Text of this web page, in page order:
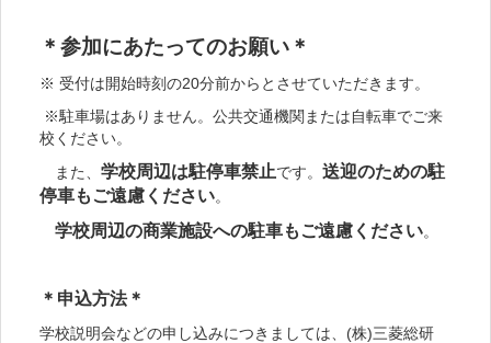
＊参加にあたってのお願い＊
※ 受付は開始時刻の20分前からとさせていただきます。
※駐車場はありません。公共交通機関または自転車でご来
校ください。
また、 学校周辺は駐停車禁止です。 送迎のための駐
停車もご遠慮ください。
学校周辺の商業施設への駐車もご遠慮ください。
＊申込方法＊
学校説明会などの申し込みにつきましては、(株)三菱総研